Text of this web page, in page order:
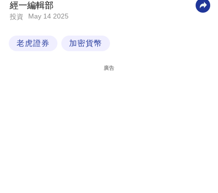
科
經一編輯部
投資 May 14 2025
老虎證券 加密貨幣
廣告